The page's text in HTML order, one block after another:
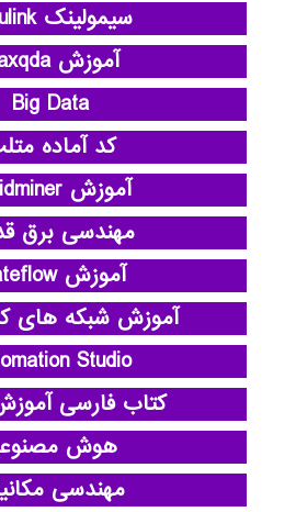
سیمولینک simulink
آموزش maxqda
Big Data
کد آماده
آموزش rapidminer
مهندسی برق
آموزش stateflow
آموزش شبکه های
Studio
کتاب فارسی
هوش
مهندسی